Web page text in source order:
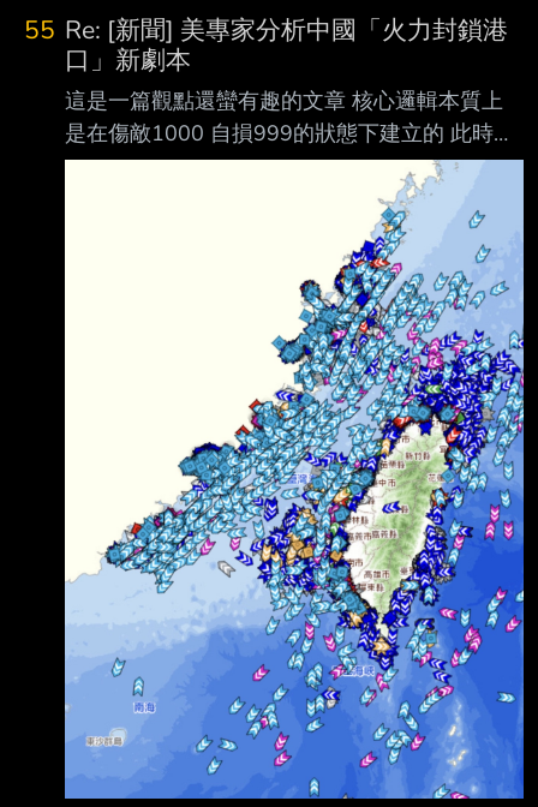
55 Re: [新聞] 美專家分析中國「火力封鎖港
口」新劇本
這是一篇觀點還蠻有趣的文章 核心邏輯本質上
是在傷敵1000 自損999的狀態下建立的 此時此
刻在台灣周邊海域的船隻有這麼多
https://i.imgur.com/rddjap7.jpeg 臺灣海域船舶
https://mpbais.motcmpb.gov.tw/aismpb/default.
aspx 北上往日韓 南下往東南亞的更多 如果中國
真的動用海軍空軍攔截或甚至擊沉在台海的商船
會促使台灣方面動用反艦飛彈進行反擊 兩岸會
立即爆發全面戰爭 中國的港口也會遭到打擊 若
中國試圖用海警船進行執法